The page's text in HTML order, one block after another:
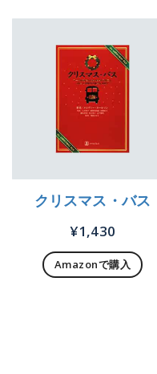
クリスマス・バス
¥1,430
Amazonで購入